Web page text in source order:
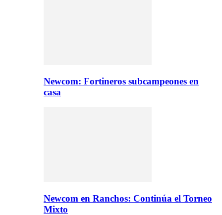
Newcom: Fortineros subcampeones en
casa
Newcom en Ranchos: Continúa el Torneo
Mixto